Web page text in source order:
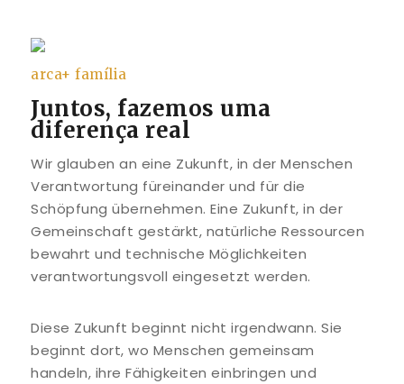
arca+ família
Juntos, fazemos uma
diferença real
Wir glauben an eine Zukunft, in der Menschen
Verantwortung füreinander und für die
Schöpfung übernehmen. Eine Zukunft, in der
Gemeinschaft gestärkt, natürliche Ressourcen
bewahrt und technische Möglichkeiten
verantwortungsvoll eingesetzt werden.
Diese Zukunft beginnt nicht irgendwann. Sie
beginnt dort, wo Menschen gemeinsam
handeln, ihre Fähigkeiten einbringen und